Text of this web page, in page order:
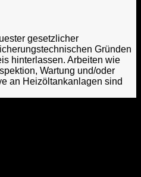
gesetzlicher
Gründen
hinterlassen. Arbeiten wie
Wartung und/oder
an Heizöltankanlagen sind